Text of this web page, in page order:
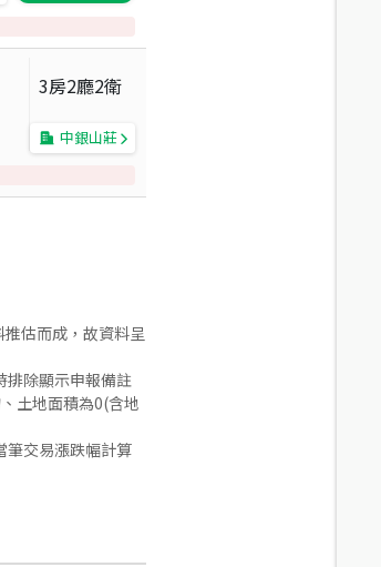
3房2廳2衛
中銀山莊
估而成，故資料呈
排除顯示申報備註
土地面積為0(含地
筆交易漲跌幅計算